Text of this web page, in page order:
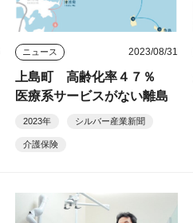
ニュース 2023/08/31
上島町 高齢化率４７％
医療系サービスがない離島
2023年 シルバー産業新聞
介護保険